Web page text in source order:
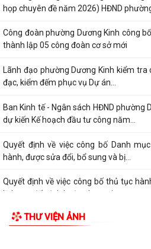
TIN MỚI
Phượng năm 2026
Những chương trình tín dụng ưu đãi hỗ
bàn phường Dương Kinh
Phường Dương Kinh thống nhất công
họp chuyên đề năm 2026) HĐND
Công đoàn phường Dương Kinh công
thành lập 05 công đoàn cơ sở mới
Lãnh đạo phường Dương Kinh kiểm
đạc, kiểm đếm phục vụ Dự án...
Ban Kinh tế - Ngân sách HĐND phường
dự kiến Kế hoạch đầu tư công năm...
Quyết định về việc công bố Danh